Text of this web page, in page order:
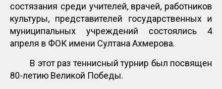
состязания среди учителей, врачей, работников
культуры, представителей государственных и
муниципальных учреждений состоялись 4
апреля в ФОК имени Султана Ахмерова.
В этот раз теннисный турнир был посвящен
80-летию Великой Победы.